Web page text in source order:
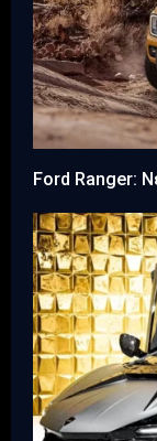
Ford Ranger: